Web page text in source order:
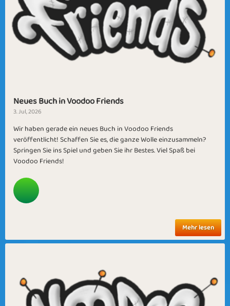
Neues Buch in Voodoo Friends
3. Jul, 2026
Wir haben gerade ein neues Buch in Voodoo Friends
veröffentlicht! Schaffen Sie es, die ganze Wolle einzusammeln?
Springen Sie ins Spiel und geben Sie ihr Bestes. Viel Spaß bei
Voodoo Friends!
Mehr lesen